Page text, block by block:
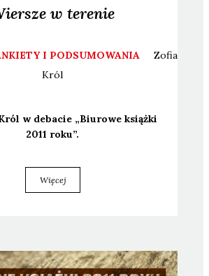
w terenie
I PODSUMOWANIA
Zofia
Król
w deba­cie „Biu­ro­we książ­ki
2011 roku”.
Więcej